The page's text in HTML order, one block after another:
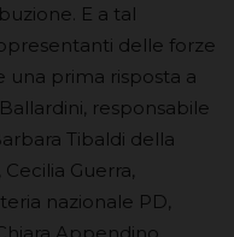
E a tal
delle forze
una prima risposta a
responsabile
Tibaldi della
Guerra,
nazionale PD,